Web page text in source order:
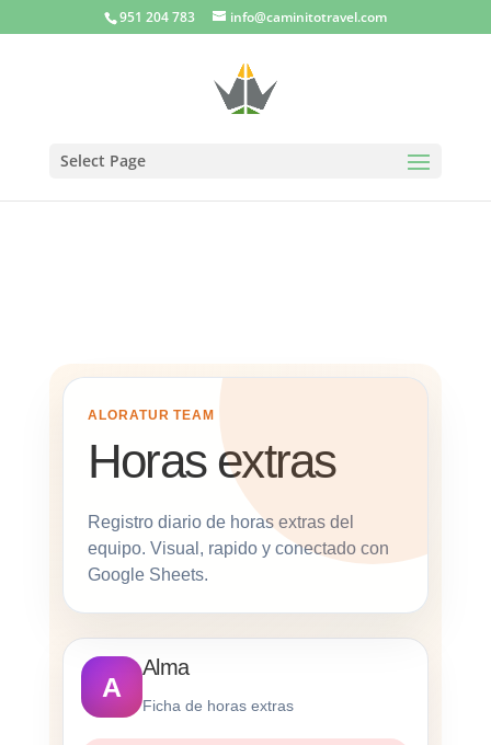
951 204 783 info@caminitotravel.com
Select Page
ALORATUR TEAM
Horas extras
Registro diario de horas extras del
equipo. Visual, rapido y conectado con
Google Sheets.
A
Alma
Ficha de horas extras